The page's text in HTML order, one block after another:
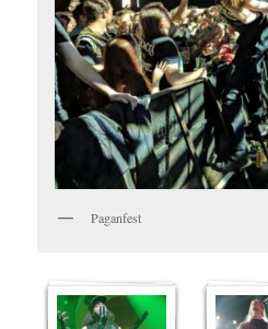
Paganfest